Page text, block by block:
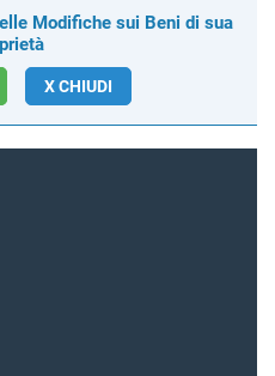
Modifiche sui Beni di sua
X CHIUDI